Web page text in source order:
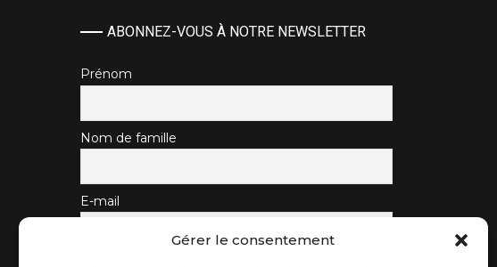
Gérer le consentement
ABONNEZ-VOUS À NOTRE NEWSLETTER
Prénom
Nom de famille
E-mail